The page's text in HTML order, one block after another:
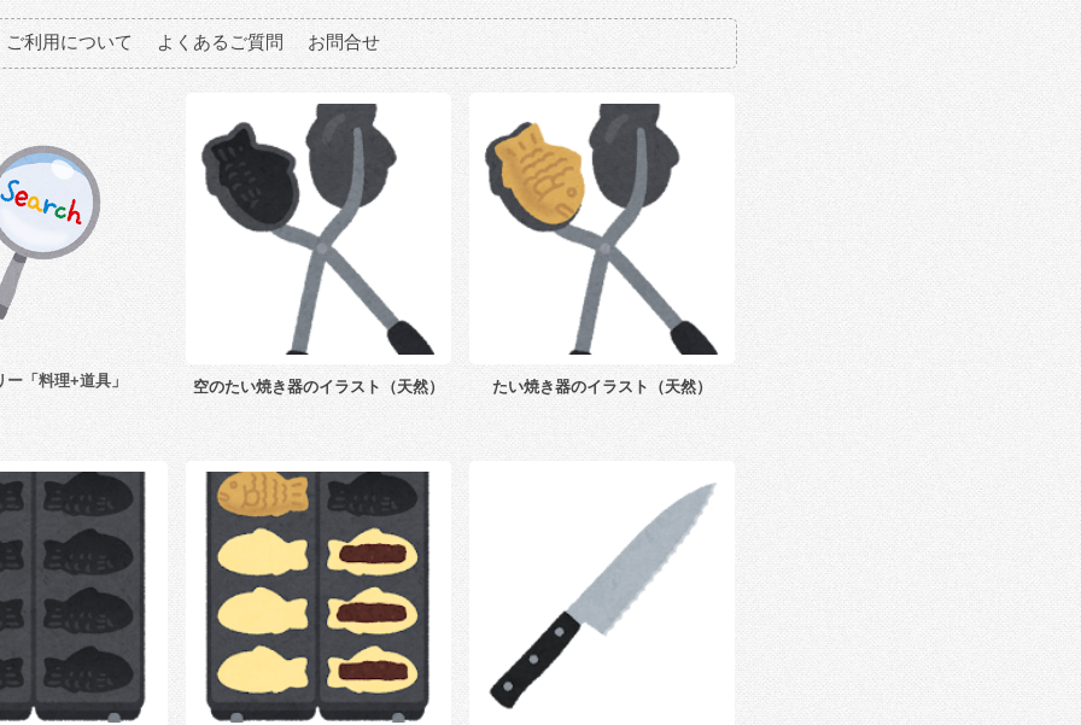
ご利用について よくあるご質問 お問合せ
ー「料理+道具」 空のたい焼き器のイラスト（天然） たい焼き器のイラスト（天然）